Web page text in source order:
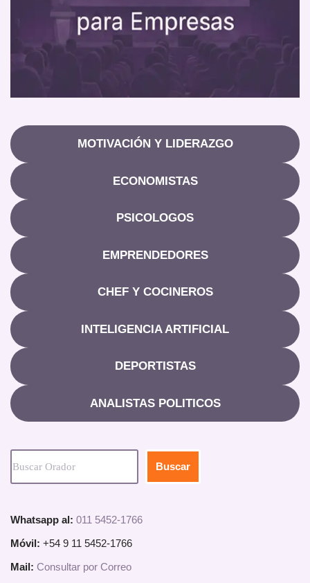
MOTIVACIÓN Y LIDERAZGO
ECONOMISTAS
PSICOLOGOS
EMPRENDEDORES
CHEF Y COCINEROS
INTELIGENCIA ARTIFICIAL
DEPORTISTAS
ANALISTAS POLITICOS
Buscar
Whatsapp al: 011 5452-1766
Móvil: +54 9 11 5452-1766
Mail: Consultar por Correo